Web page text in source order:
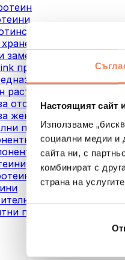
Настоящият сайт
Използваме
социални медии и
сайта ни, с
комбинират с
страна на
протеини
заместители под
протеинови напитки
растеж
отслабване
жени
протеини
веган протеини
веган протеини
протеини
протеини